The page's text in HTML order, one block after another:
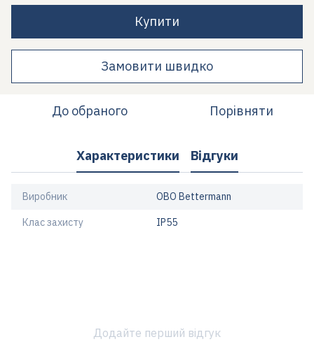
Купити
Замовити швидко
До обраного Порівняти
Характеристики Відгуки
Виробник OBO Bettermann
Клас захисту IP55
Додайте перший відгук